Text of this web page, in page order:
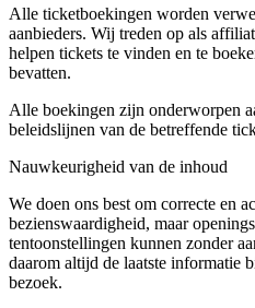
Alle ticketboekingen worden
aanbieders. Wij treden op als
helpen tickets te vinden en te
bevatten.
Alle boekingen zijn onderworpen
beleidslijnen van de betreffende
Nauwkeurigheid van de inhoud
We doen ons best om correcte en
bezienswaardigheid, maar
tentoonstellingen kunnen zonder
daarom altijd de laatste informatie
bezoek.